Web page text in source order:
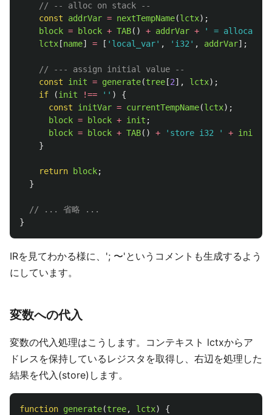
// -- alloc on stack --
const
addrVar = nextTempName(lctx);
block = block + TAB() + addrVar + '
= alloca
lctx [name] = [ ' local_var' , ' i32 ' , addrVar];
// --- assign initial value --
const
init = generate(tree [2], lctx);
if
(init !== '' )
{
const
initVar = currentTempName(lctx);
block = block + init ;
block = block + TAB() + ' store i32 ' + initVar
}
return block;
}
// ... 省略 ...
}
IRを見てわかる様に、'; 〜'というコメントも生成するよう
にしています。
変数への代入
変数の代入処理はこうします。コンテキスト lctxからア
ドレスを保持しているレジスタを取得し、右辺を処理した
結果を代入(store)します。
function generate(tree, lctx)
{